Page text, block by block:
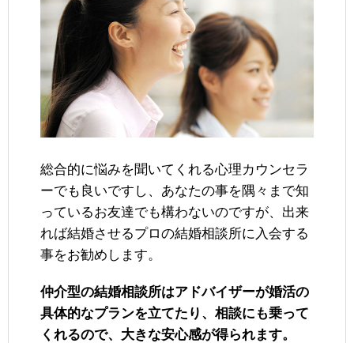
総合的に悩みを聞いてくれる心理カウンセラ
ーでも良いですし、あなたの事を隅々まで知
っているお友達でも構わないのですが、出来
れば結婚させるプロの結婚相談所に入会する
事をお勧めします。
仲介型の結婚相談所はアドバイザーが婚活の
具体的なプランを立てたり、相談にも乗って
くれるので、大きな安心感が得られます。